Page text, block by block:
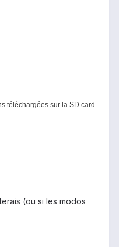
téléchargées sur la SD card.
(ou si les modos